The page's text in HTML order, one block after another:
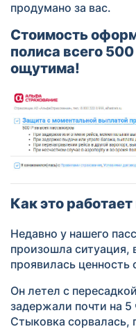
продумано за вас.
Стоимость
полиса всего
ощутима!
Как это
Недавно у нашего
произошла ситуация,
проявилась ценность
Он летел с
задержали почти на 5
Стыковка сорвалась,